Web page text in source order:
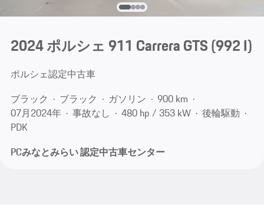
2024 ポルシェ 911 Carrera GTS(992 I)
ポルシェ認定中古車
ブラック
ブラック ガソリン
900 km
07月​2024年
事故なし 480 hp / 353 kW
後輪駆動
PDK
PCみなとみらい 認定中古車センター